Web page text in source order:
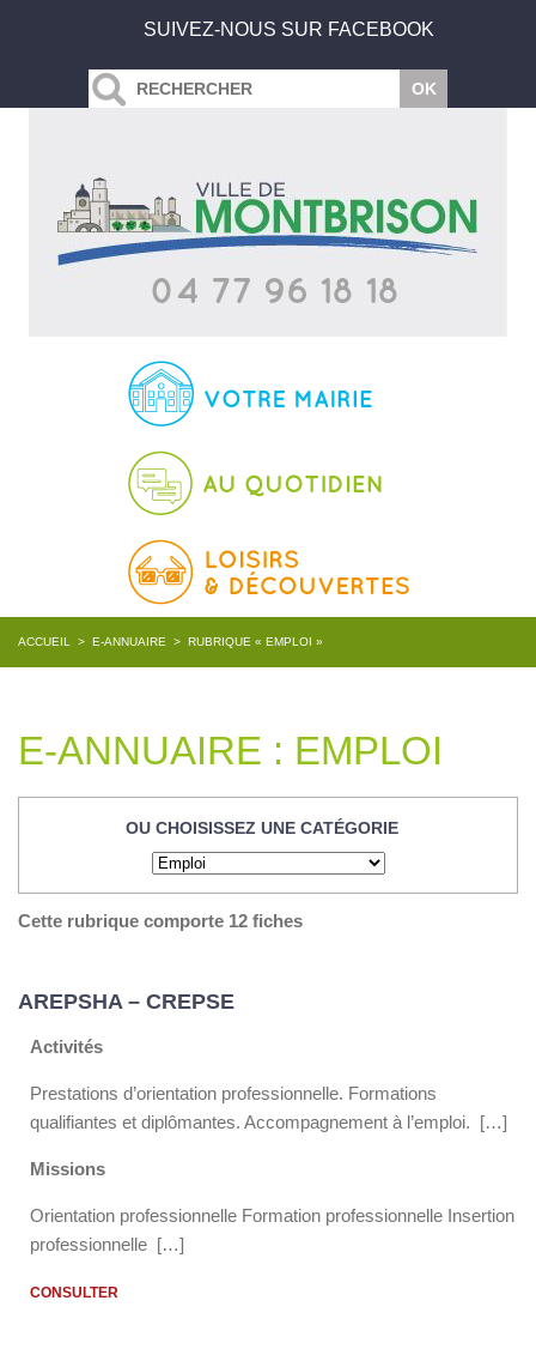
SUIVEZ-NOUS SUR FACEBOOK
ACCUEIL > E-ANNUAIRE > RUBRIQUE « EMPLOI »
E-ANNUAIRE : EMPLOI
OU CHOISISSEZ UNE CATÉGORIE
Cette rubrique comporte 12 fiches
AREPSHA – CREPSE
Activités
Prestations d’orientation professionnelle. Formations
qualifiantes et diplômantes. Accompagnement à l’emploi. […]
Missions
Orientation professionnelle Formation professionnelle Insertion
professionnelle […]
CONSULTER